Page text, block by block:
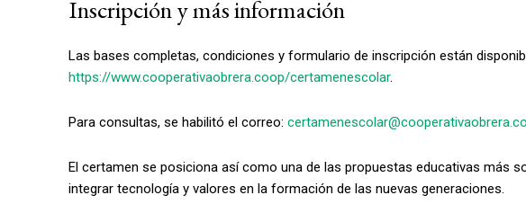
Inscripción y más información
Las bases completas, condiciones y formulario de inscripción están
https://www.cooperativaobrera.coop/certamenescolar.
Para consultas, se habilitó el correo:
El certamen se posiciona así como una de las propuestas educativas más
integrar tecnología y valores en la formación de las nuevas generaciones.